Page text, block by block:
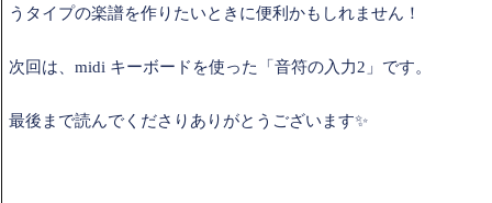
うタイプの楽譜を作りたいときに便利かもしれません！
次回は、midi キーボードを使った「音符の入力2」です。
最後まで読んでくださりありがとうございます✨